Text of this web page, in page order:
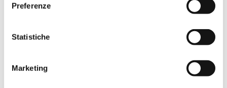
Preferenze
Statistiche
Marketing
Mancinelli (Gruppo BCC Iccrea): “Alle
imprese agricole servono finanza e
di Flavio Padovan, Maddalena Libertini -
l credito all’agricoltura si
misura oggi con esigenze che vanno oltre il finanziament...